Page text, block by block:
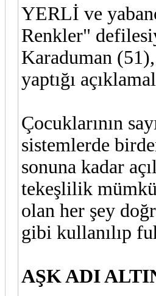
YERLİ ve
Renkler"
Karaduman
yaptığı
Çocuklarının
sistemlerde
sonuna kadar
tekeşlilik
olan her şey
gibi kullanılıp
AŞK ADI